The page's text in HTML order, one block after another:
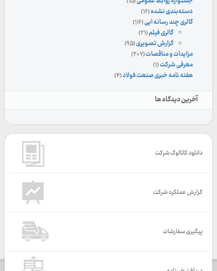
دسته‌بندی نشده(۱۶)
گالری چند رسانه ایی(۱۱۶)
گالری فیلم(۲۱)
گزارش تصویری(۹۵)
مزایدات و مناقصات(۲۰۷)
معرفی شرکت(۱)
هفته نامه خبری صنعت فولاد(۴)
آخرین دیدگاه ها
دانلود کاتالوگ شرکت
گزارش عملکرد شرکت
پیگیری سفارشات